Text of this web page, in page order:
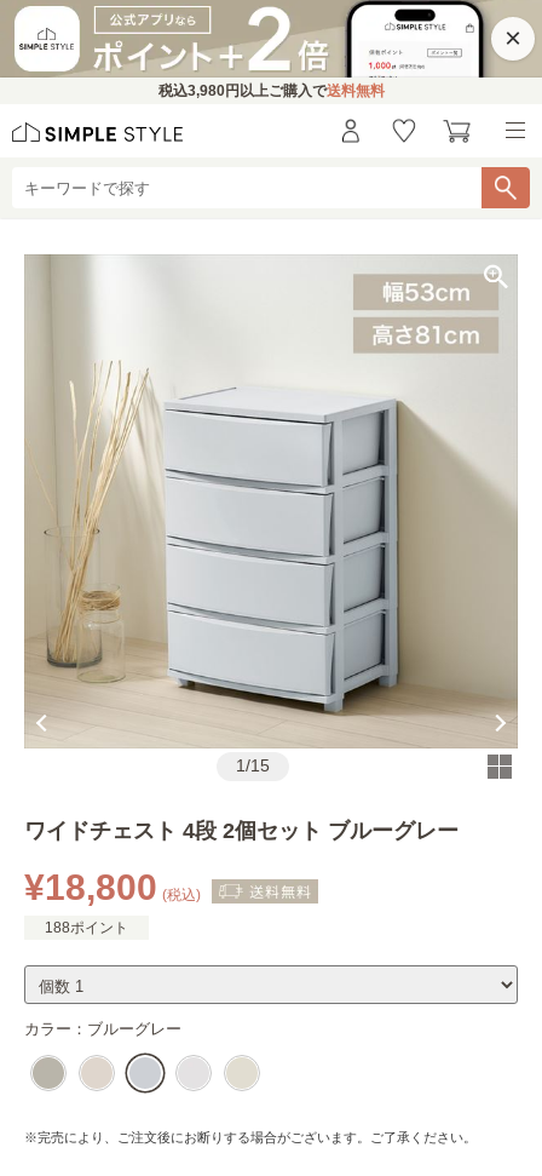
×
税込3,980円 以上ご購入で送料無料
1/15
ワイドチェスト 4段 2個セット ブルーグレー
¥18,800 (税込)
188ポイント
カラー： ブルーグレー
※完売により、ご注文後にお断りする場合がございます。ご了承ください。